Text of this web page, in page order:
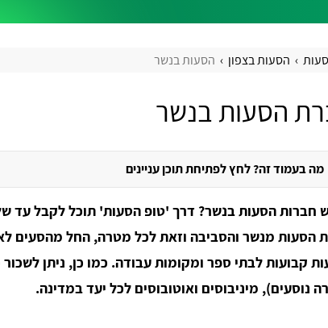
הסעות בצפון הסעות בנשר
הסעות בנשר
מה בעמוד זה? לחץ לפתיחת תוכן עניינים
חברות הסעות בנשר? דרך 'טופ הסעות' תוכל לקבל עד
הסעות מנשר והסביבה וזאת לכל מטרה, החל מהסעים
קבועות לבתי ספר ומקומות עבודה. כמו כן, ניתן
נוסעים), מיניבוסים ואוטובוסים לכל יעד במדינה.